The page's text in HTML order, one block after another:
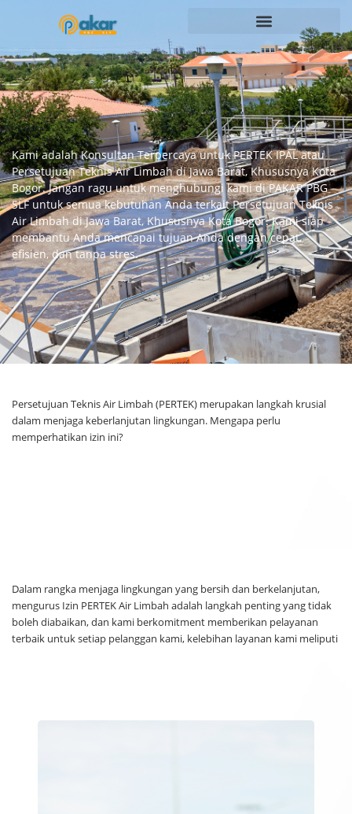
Kami adalah Konsultan Terpercaya untuk PERTEK IPAL atau
Persetujuan Teknis Air Limbah di Jawa Barat, Khususnya Kota
Bogor. Jangan ragu untuk menghubungi kami di PAKAR PBG
SLF untuk semua kebutuhan Anda terkait Persetujuan Teknis
Air Limbah di Jawa Barat, Khususnya Kota Bogor. Kami siap
membantu Anda mencapai tujuan Anda dengan cepat,
efisien, dan tanpa stres.
Persetujuan Teknis Air Limbah (PERTEK) merupakan langkah krusial
dalam menjaga keberlanjutan lingkungan. Mengapa perlu
memperhatikan izin ini?
Dalam rangka menjaga lingkungan yang bersih dan berkelanjutan,
mengurus Izin PERTEK Air Limbah adalah langkah penting yang tidak
boleh diabaikan, dan kami berkomitment memberikan pelayanan
terbaik untuk setiap pelanggan kami, kelebihan layanan kami meliputi